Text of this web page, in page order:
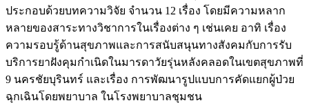
ประกอบด้วยบทความวิจัย จำนวน 12 เรื่อง โดยมีความหลาก
หลายของสาระทางวิชาการในเรื่องต่าง ๆ เช่นเคย อาทิ เรื่อง
ความรอบรู้ด้านสุขภาพและการสนับสนุนทางสังคมกับการรับ
บริการยาฝังคุมกำเนิดในมารดาวัยรุ่นหลังคลอดในเขตสุขภาพที่
9 นครชัยบุรินทร์ และเรื่อง การพัฒนารูปแบบการคัดแยกผู้ป่วย
ฉุกเฉินโดยพยาบาล ในโรงพยาบาลชุมชน